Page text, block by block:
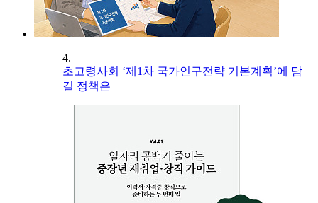
4.
초고령사회 ‘제1차 국가인구전략 기본계획’에 담
길 정책은